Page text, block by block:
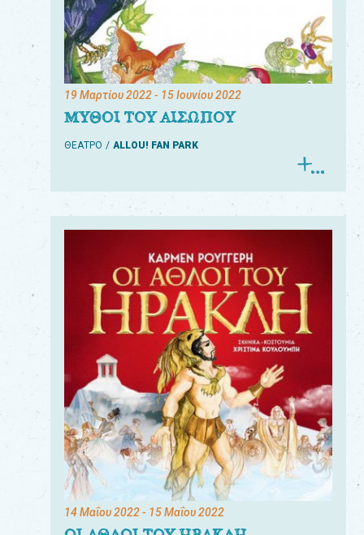
19 Μαρτίου 2022- 15 Ιουνίου 2022
ΜΥΘΟΙ ΤΟΥ ΑΙΣΩΠΟΥ
ΘΕΑΤΡΟ ALLOU! FAN PARK
14 Μαΐου 2022- 15 Μαΐου 2022